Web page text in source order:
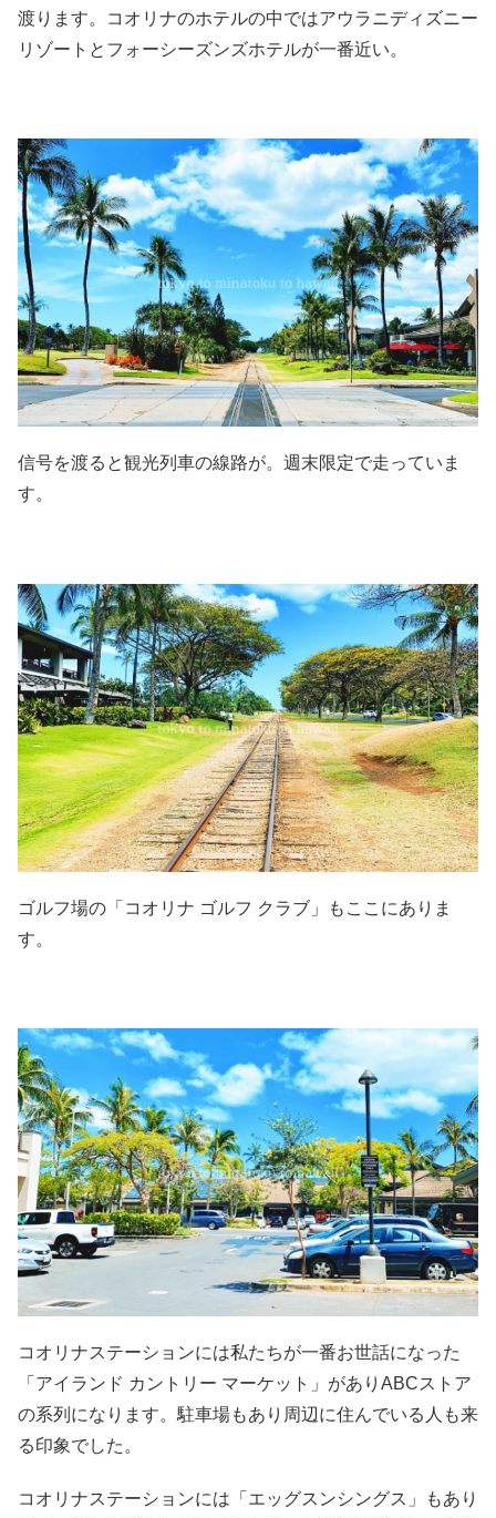
渡ります。コオリナのホテルの中ではアウラニディズニー
リゾートとフォーシーズンズホテルが一番近い。
信号を渡ると観光列車の線路が。週末限定で走っていま
す。
ゴルフ場の「コオリナ ゴルフ クラブ」もここにありま
す。
コオリナステーションには私たちが一番お世話になった
「アイランド カントリー マーケット」がありABCストア
の系列になります。駐車場もあり周辺に住んでいる人も来
る印象でした。
コオリナステーションには「エッグスンシングス」もあり